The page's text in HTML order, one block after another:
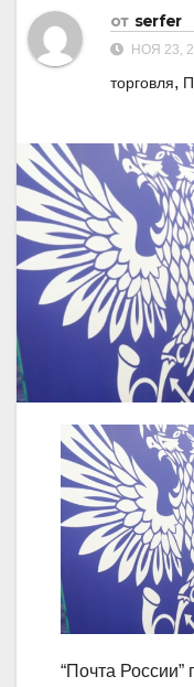
от serfer
НОЯ 23,
торговля,
“Почта России”